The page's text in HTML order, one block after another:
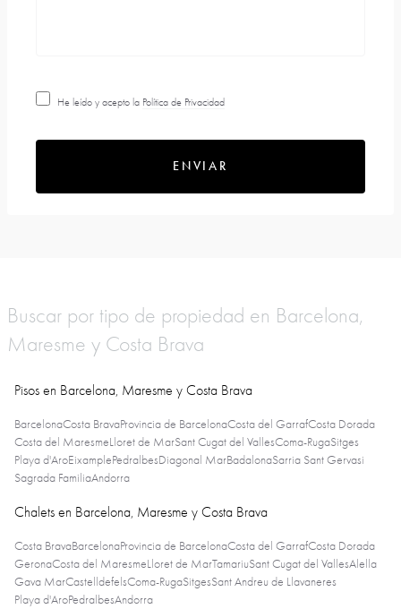
He leído y acepto la Política de Privacidad
ENVIAR
Buscar por tipo de propiedad en Barcelona,
Maresme y Costa Brava
Pisos en Barcelona, Maresme y Costa Brava
BarcelonaCosta BravaProvincia de BarcelonaCosta del GarrafCosta Dorada
Costa del MaresmeLloret de MarSant Cugat del VallesComa-RugaSitges
Playa d'AroEixamplePedralbesDiagonal MarBadalonaSarria Sant Gervasi
Sagrada FamiliaAndorra
Chalets en Barcelona, Maresme y Costa Brava
Costa BravaBarcelonaProvincia de BarcelonaCosta del GarrafCosta Dorada
GeronaCosta del MaresmeLloret de MarTamariuSant Cugat del VallesAlella
Gava MarCastelldefelsComa-RugaSitgesSant Andreu de Llavaneres
Playa d'AroPedralbesAndorra